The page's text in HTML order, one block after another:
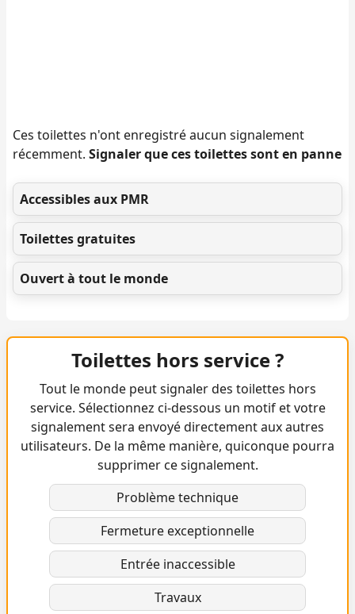
Ces toilettes n'ont enregistré aucun signalement
récemment. Signaler que ces toilettes sont en panne
Accessibles aux PMR
Toilettes gratuites
Ouvert à tout le monde
Toilettes hors service ?
Tout le monde peut signaler des toilettes hors
service. Sélectionnez ci-dessous un motif et votre
signalement sera envoyé directement aux autres
utilisateurs. De la même manière, quiconque pourra
supprimer ce signalement.
Problème technique
Fermeture exceptionnelle
Entrée inaccessible
Travaux